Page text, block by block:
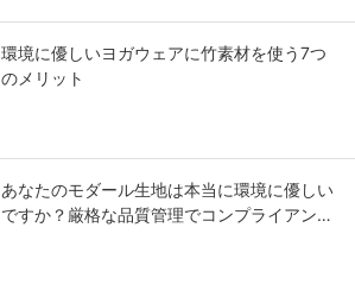
環境に優しいヨガウェアに竹素材を使う7つ
のメリット
あなたのモダール生地は本当に環境に優しい
ですか？厳格な品質管理でコンプライアンス